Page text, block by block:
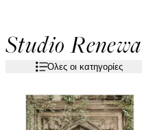
Studio
Όλες οι κατηγορίες